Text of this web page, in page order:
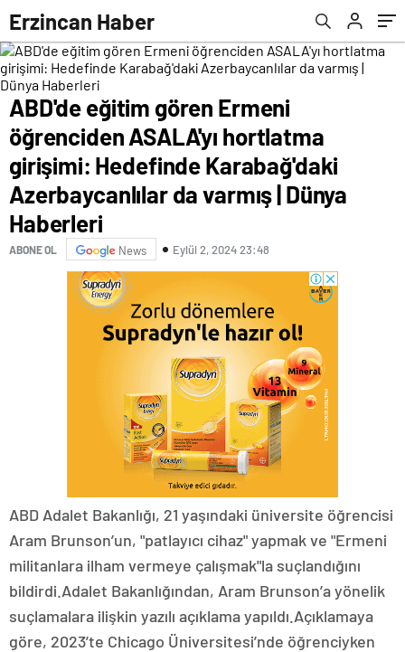
Erzincan Haber
Dünya Haberleri
ABD'de eğitim gören Ermeni
öğrenciden ASALA'yı hortlatma
girişimi: Hedefinde Karabağ'daki
Azerbaycanlılar da varmış | Dünya
Haberleri
ABONE OL News Eylül 2, 2024 23:48
ABD Adalet Bakanlığı, 21 yaşındaki üniversite öğrencisi
Aram Brunson’un, "patlayıcı cihaz" yapmak ve "Ermeni
militanlara ilham vermeye çalışmak"la suçlandığını
bildirdi.Adalet Bakanlığından, Aram Brunson’a yönelik
suçlamalara ilişkin yazılı açıklama yapıldı.Açıklamaya
göre, 2023’te Chicago Üniversitesi’nde öğrenciyken